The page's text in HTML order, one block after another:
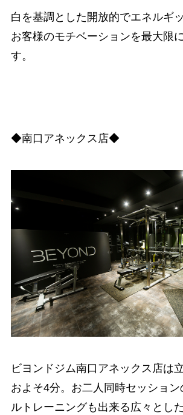
白を基調とした開放的でエネルギ
お客様のモチベーションを最大限
す。
◆南口アネックス店◆
ビヨンドジム南口アネックス店は
およそ4分。お二人同時セッショ
ルトレーニングも出来る広々とし